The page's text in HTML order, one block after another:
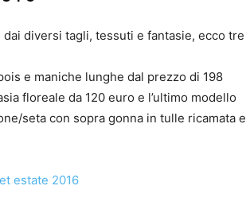
dai diversi tagli, tessuti e fantasie, ecco tre
e maniche lunghe dal prezzo di 198
floreale da 120 euro e l’ultimo modello
seta con sopra gonna in tulle ricamata e